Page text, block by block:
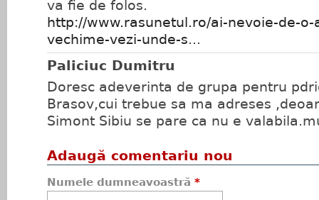
va fie de folos.
http://www.rasunetul.ro/ai-nevoie-de-
vechime-vezi-unde-s...
Paliciuc Dumitru
Doresc adeverinta de grupa pentru
Brasov,cui trebue sa ma adreses
Simont Sibiu se pare ca nu e
Adaugă comentariu nou
Numele dumneavoastră *